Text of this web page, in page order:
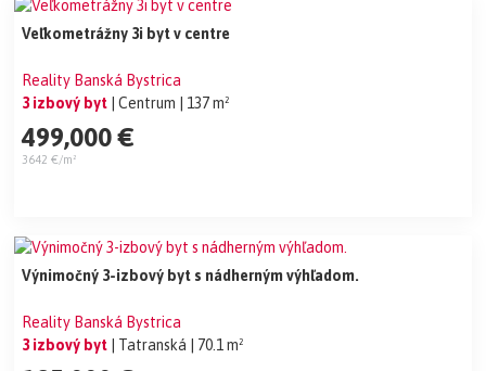
Veľkometrážny 3i byt v centre
Reality Banská Bystrica
3 izbový byt
| Centrum | 137 m²
499,000 €
3642 €/m²
Výnimočný 3-izbový byt s nádherným výhľadom.
Reality Banská Bystrica
3 izbový byt
| Tatranská | 70.1 m²